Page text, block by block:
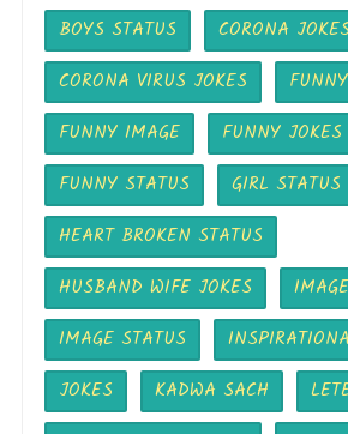
BOYS STATUS
CORONA JOKES
CORONA VIRUS JOKES
FUNNY
FUNNY IMAGE
FUNNY JOKES
FUNNY STATUS
GIRL STATUS
HEART BROKEN STATUS
HUSBAND WIFE JOKES
IMAGE STATUS
JOKES
KADWA SACH